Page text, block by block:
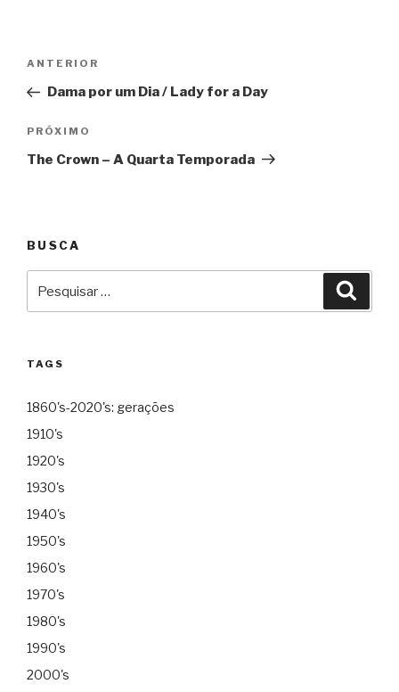
Post
Anterior
ANTERIOR
Dama por um Dia / Lady for a Day
Próximo
PRÓXIMO
The Crown – A Quarta Temporada
BUSCA
TAGS
1860's-2020's: gerações
1910's
1920's
1930's
1940's
1950's
1960's
1970's
1980's
1990's
2000's